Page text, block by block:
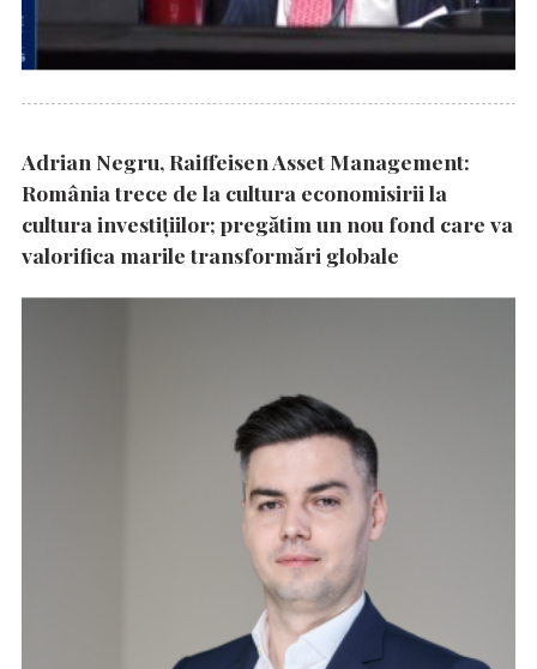
Adrian Negru, Raiffeisen Asset Management:
România trece de la cultura economisirii la
cultura investițiilor; pregătim un nou fond care va
valorifica marile transformări globale